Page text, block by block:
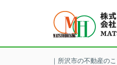
｜所沢市の不動産の